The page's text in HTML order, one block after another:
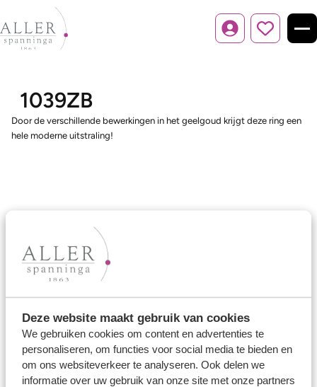
Deze website maakt gebruik van cookies
We gebruiken cookies om content en advertenties te
personaliseren, om functies voor social media te bieden en
om ons websiteverkeer te analyseren. Ook delen we
informatie over uw gebruik van onze site met onze partners
Inloggen
1039ZB
Door de verschillende bewerkingen in het geelgoud krijgt deze ring een
hele moderne uitstraling!
Ons aanbod
Trouwringen
Memoireringen
Verlovingsringen
Vriendschapsringen
Over ons